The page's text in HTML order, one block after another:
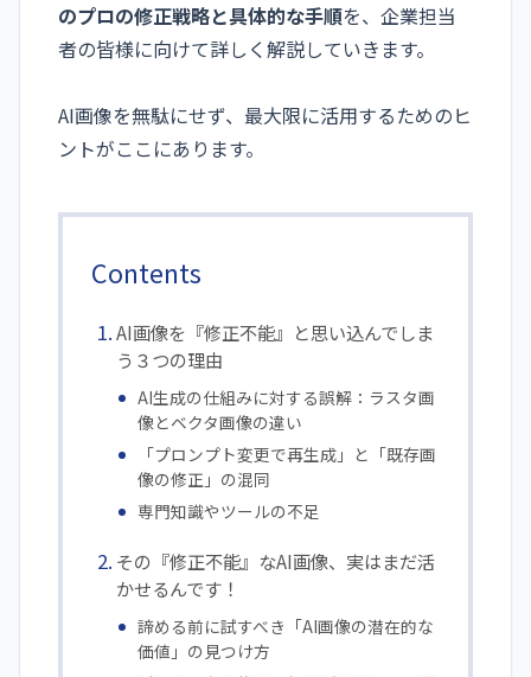
のプロの修正戦略と具体的な手順を、企業担当
者の皆様に向けて詳しく解説していきます。
AI画像を無駄にせず、最大限に活用するためのヒ
ントがここにあります。
Contents
AI画像を『修正不能』と思い込んでしま
う３つの理由
AI生成の仕組みに対する誤解：ラスタ画
像とベクタ画像の違い
「プロンプト変更で再生成」と「既存画
像の修正」の混同
専門知識やツールの不足
その『修正不能』なAI画像、実はまだ活
かせるんです！
諦める前に試すべき「AI画像の潜在的な
価値」の見つけ方